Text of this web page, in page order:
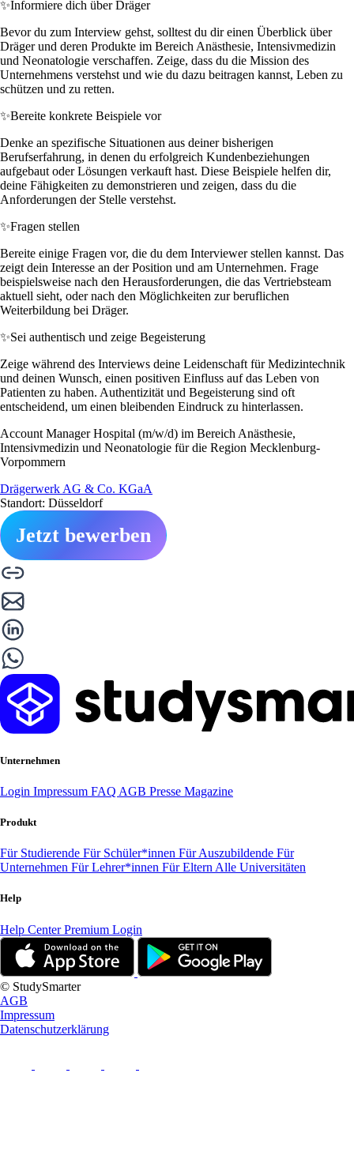
✨Informiere dich über Dräger
Bevor du zum Interview gehst, solltest du dir einen Überblick über
Dräger und deren Produkte im Bereich Anästhesie, Intensivmedizin
und Neonatologie verschaffen. Zeige, dass du die Mission des
Unternehmens verstehst und wie du dazu beitragen kannst, Leben zu
schützen und zu retten.
✨Bereite konkrete Beispiele vor
Denke an spezifische Situationen aus deiner bisherigen
Berufserfahrung, in denen du erfolgreich Kundenbeziehungen
aufgebaut oder Lösungen verkauft hast. Diese Beispiele helfen dir,
deine Fähigkeiten zu demonstrieren und zeigen, dass du die
Anforderungen der Stelle verstehst.
✨Fragen stellen
Bereite einige Fragen vor, die du dem Interviewer stellen kannst. Das
zeigt dein Interesse an der Position und am Unternehmen. Frage
beispielsweise nach den Herausforderungen, die das Vertriebsteam
aktuell sieht, oder nach den Möglichkeiten zur beruflichen
Weiterbildung bei Dräger.
✨Sei authentisch und zeige Begeisterung
Zeige während des Interviews deine Leidenschaft für Medizintechnik
und deinen Wunsch, einen positiven Einfluss auf das Leben von
Patienten zu haben. Authentizität und Begeisterung sind oft
entscheidend, um einen bleibenden Eindruck zu hinterlassen.
Account Manager Hospital (m/w/d) im Bereich Anästhesie,
Intensivmedizin und Neonatologie für die Region Mecklenburg-
Vorpommern
Drägerwerk AG & Co. KGaA
Standort: Düsseldorf
Jetzt bewerben
Unternehmen
Login Impressum FAQ AGB Presse Magazine
Produkt
Für Studierende Für Schüler*innen Für Auszubildende Für
Unternehmen Für Lehrer*innen Für Eltern Alle Universitäten
Help
Help CenterPremium Login
© StudySmarter
AGB
Impressum
Datenschutzerklärung